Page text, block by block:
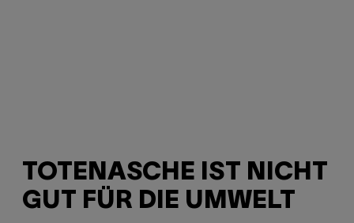
TOTENASCHE IST NICHT
GUT FÜR DIE UMWELT